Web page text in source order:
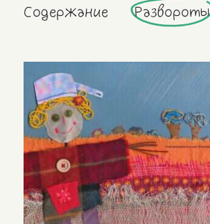
Содержание Развороты